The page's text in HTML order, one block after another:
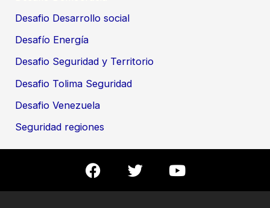
Desafio Desarrollo social
Desafío Energía
Desafio Seguridad y Territorio
Desafio Tolima Seguridad
Desafio Venezuela
Seguridad regiones
F
a
c
T
w
i
Y
o
u